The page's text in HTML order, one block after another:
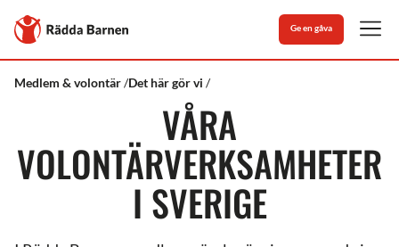
Till
Rädda
Barnens
Ge en gåva
Rädda
Medlem & volontär Det här gör vi
Volontärverksamheter
VÅRA
VOLONTÄRVERKSAMHETER
I SVERIGE